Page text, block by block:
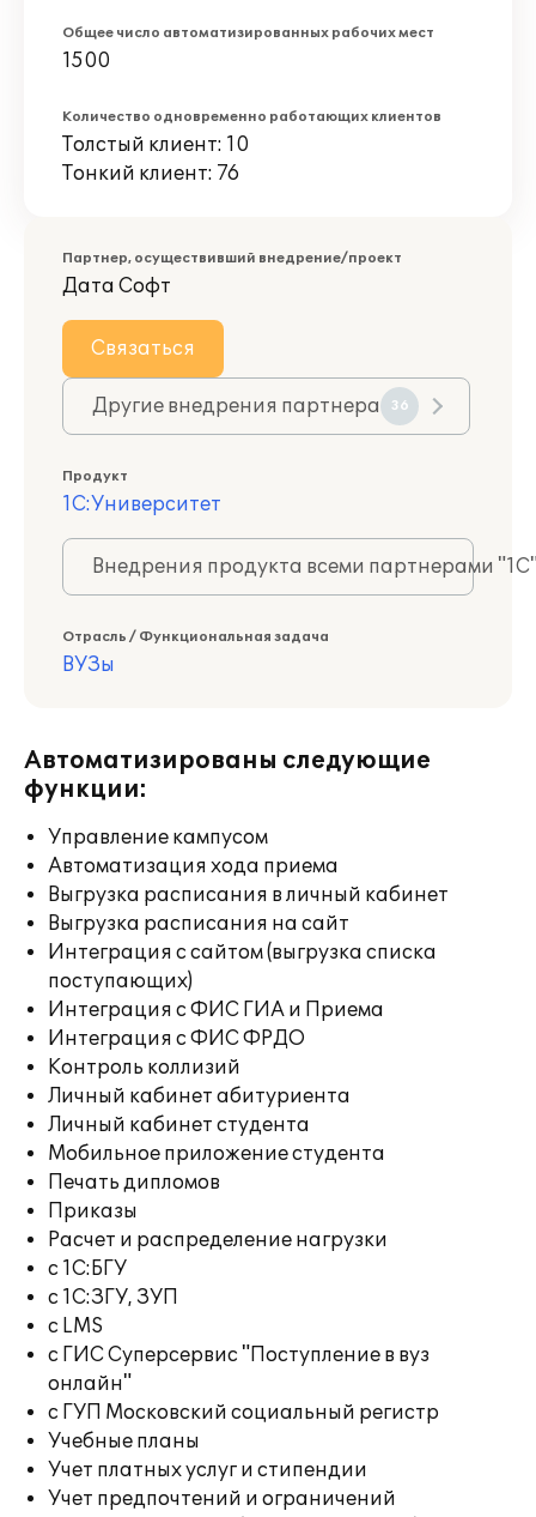
Общее число автоматизированных рабочих мест
1500
Количество одновременно работающих клиентов
Толстый клиент: 10
Тонкий клиент: 76
Партнер, осуществивший внедрение/проект
Дата Софт
Связаться
Другие внедрения партнера 36
Продукт
1С:Университет
Внедрения продукта всеми партнерами
Отрасль / Функциональная задача
ВУЗы
Автоматизированы следующие
функции:
Управление кампусом
Автоматизация хода приема
Выгрузка расписания в личный кабинет
Выгрузка расписания на сайт
Интеграция с сайтом (выгрузка списка
поступающих)
Интеграция с ФИС ГИА и Приема
Интеграция с ФИС ФРДО
Контроль коллизий
Личный кабинет абитуриента
Личный кабинет студента
Мобильное приложение студента
Печать дипломов
Приказы
Расчет и распределение нагрузки
с 1С:БГУ
с 1С:ЗГУ, ЗУП
с LMS
с ГИС Суперсервис "Поступление в вуз
онлайн"
с ГУП Московский социальный регистр
Учебные планы
Учет платных услуг и стипендии
Учет предпочтений и ограничений